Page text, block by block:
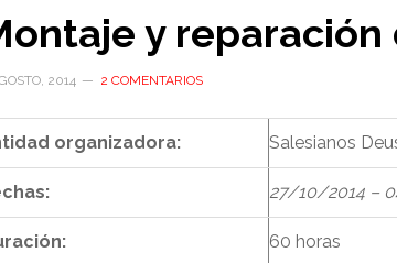
y
2014 2 COMENTARIOS
organizadora: Salesianos
27/10/2014 –
60 horas